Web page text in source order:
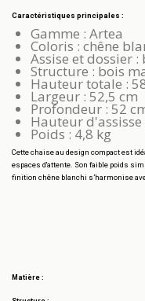
Caractéristiques principales :
Gamme : Artea
Coloris : chêne
Assise et dossier
Structure : bois
Hauteur totale :
Largeur : 52,5 cm
Profondeur : 52
Hauteur d'assisse
Poids : 4,8 kg
Cette chaise au design compact est
espaces d'attente. Son faible poids
finition chêne blanchi s’harmonise
Matière :